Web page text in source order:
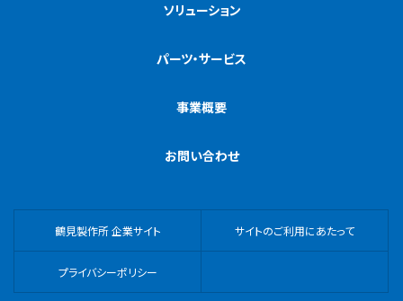
ソリューション
パーツ・サービス
事業概要
お問い合わせ
鶴見製作所 企業サイト サイトのご利用にあたって
プライバシーポリシー